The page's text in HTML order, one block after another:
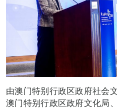
由澳门特别行政区政府社会
澳门特别行政区政府文化局